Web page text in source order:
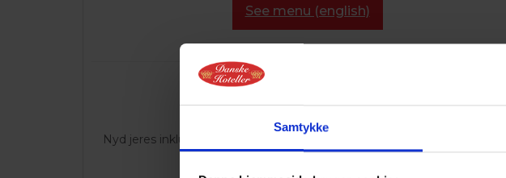
Samtykke
See menu (english)
Fredag kl. 17.00-21.30
KUN cavery buffet
Nyd jeres inkluderede forret allerede fra kl. 17.00. Buffeten serveres fra kl.